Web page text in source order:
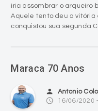
access_time 16/06/2020 -
Em 16 de junho de 1950,
abriu as portas do Estádio